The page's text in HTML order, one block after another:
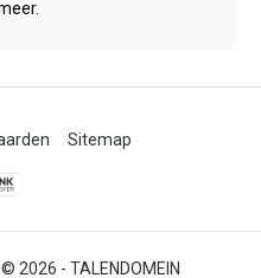
© 2026 - TALENDOMEIN
Sitemap